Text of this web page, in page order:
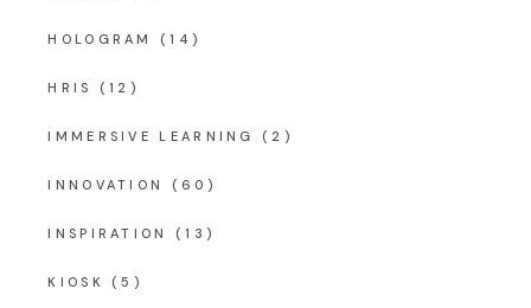
HOLOGRAM (14)
HRIS (12)
IMMERSIVE LEARNING (2)
INNOVATION (60)
INSPIRATION (13)
KIOSK (5)